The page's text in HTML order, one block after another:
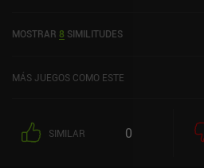
de 4 sobre 5,0 en la App Store de iOS.
MOSTRAR 8 SIMILITUDES
MÁS JUEGOS COMO ESTE
SIMILAR 0